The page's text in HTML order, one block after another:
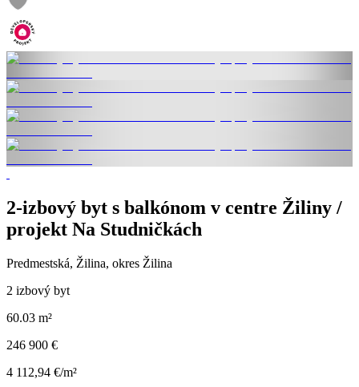
2-izbový byt s balkónom v centre Žiliny /
projekt Na Studničkách
Predmestská, Žilina, okres Žilina
2 izbový byt
60.03 m²
246 900 €
4 112,94 €/m²